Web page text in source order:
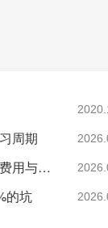
周期
无人机培训班一般学费多少？一文带你了解真实费用与选择技巧
的坑